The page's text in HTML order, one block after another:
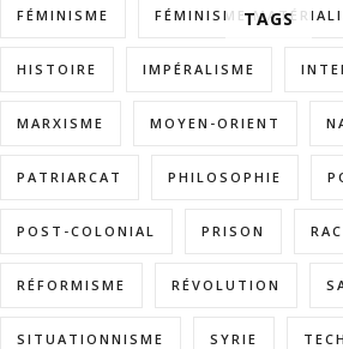
TAGS
FÉMINISME FÉMINISME
HISTOIRE IMPÉRALISME
MARXISME MOYEN-ORIENT
PATRIARCAT PHILOSOPHIE
POST-COLONIAL PRISON
RÉFORMISME RÉVOLUTION
SITUATIONNISME SYRIE